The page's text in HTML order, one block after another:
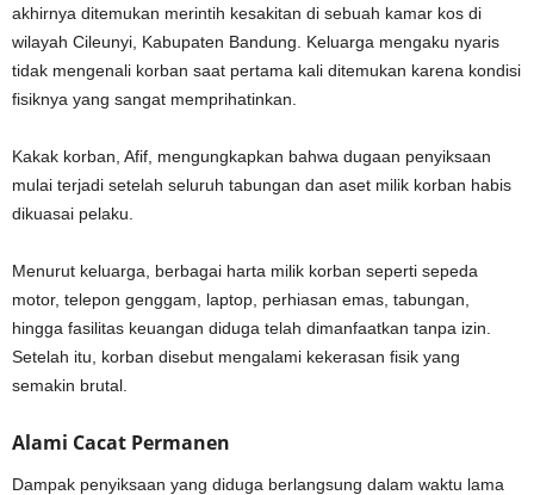
akhirnya ditemukan merintih kesakitan di sebuah kamar kos di
wilayah Cileunyi, Kabupaten Bandung. Keluarga mengaku nyaris
tidak mengenali korban saat pertama kali ditemukan karena kondisi
fisiknya yang sangat memprihatinkan.
Kakak korban, Afif, mengungkapkan bahwa dugaan penyiksaan
mulai terjadi setelah seluruh tabungan dan aset milik korban habis
dikuasai pelaku.
Menurut keluarga, berbagai harta milik korban seperti sepeda
motor, telepon genggam, laptop, perhiasan emas, tabungan,
hingga fasilitas keuangan diduga telah dimanfaatkan tanpa izin.
Setelah itu, korban disebut mengalami kekerasan fisik yang
semakin brutal.
Alami Cacat Permanen
Dampak penyiksaan yang diduga berlangsung dalam waktu lama